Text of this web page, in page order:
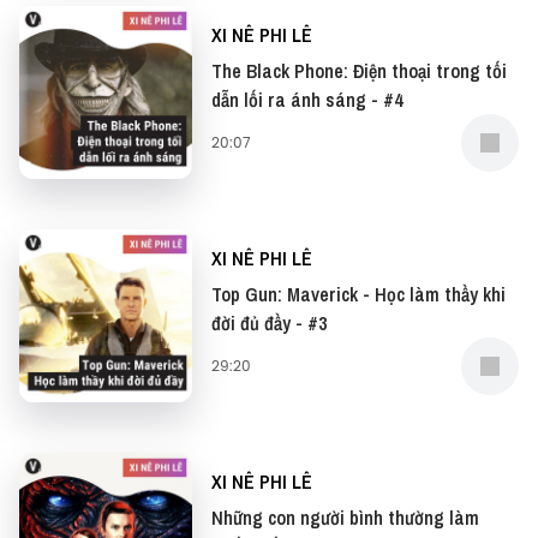
XI NÊ PHI LÊ
The Black Phone: Điện thoại trong tối
dẫn lối ra ánh sáng - #4
20:07
XI NÊ PHI LÊ
Top Gun: Maverick - Học làm thầy khi
đời đủ đầy - #3
29:20
XI NÊ PHI LÊ
Những con người bình thường làm